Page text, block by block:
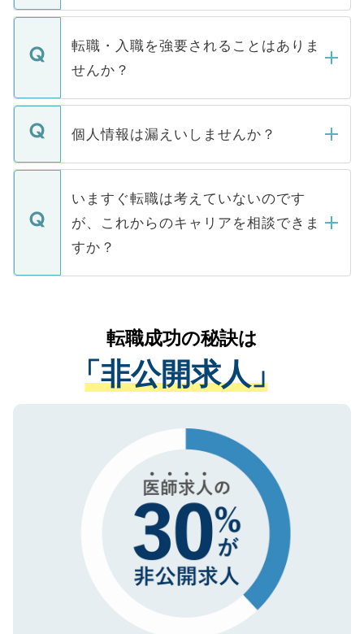
ます。通常、5営業日以内にはご連絡をせて
いただきますので、しばらくお待ちくださ
マイナビDOCTORで取り扱っている求人の
うち約3割は、Webサイトからご覧いただ
けない「非公開求人」です。非公開求人は
下記の理由によって、一般には公開してい
ません。
■応募殺到を避けるため 人気のある医療機
関を公にしてしまうと、応募が殺到する場
に、医療機関が求める条件に合った人材の
みを人材紹介会社に依頼するケースが増え
ています。
転職・入職を強要されることはありま
せんか？
転職・入職を強要することは一切ありませ
ん。また、仮に応募先から内定をいただい
定を承諾する必要はありません。内定先へ
の辞退の連絡はキャリアパートナーが行い
個人情報は漏えいしませんか？
個人情報が漏えいすることはありませんの
で、ご安心ください。当サイトからの登録
などで収集したご登録者様の個人情報は、
ご本人のキャリアアップおよび転職活動の
支援を目的に使用いたします。お預かりし
ているすべての個人データはご本人の許可
は、個人情報の取り扱いについての厳密な
管理基準を満たした事業者のみに付与され
る、プライバシーマークを取得済みです。
で、機密保持に関してもご安心ください。
いますぐ転職は考えていないのです
が、これからのキャリアを相談できま
すか？
かがいして、現在の医療機関の状況や紹介
経験をまじえながら、適切なアドバイスを
させていただきます。すぐにご転職をされ
ない方には、長期的なサポートが可能です
ので、まずはご登録ください。
転職成功の秘訣は
「非公開求人」